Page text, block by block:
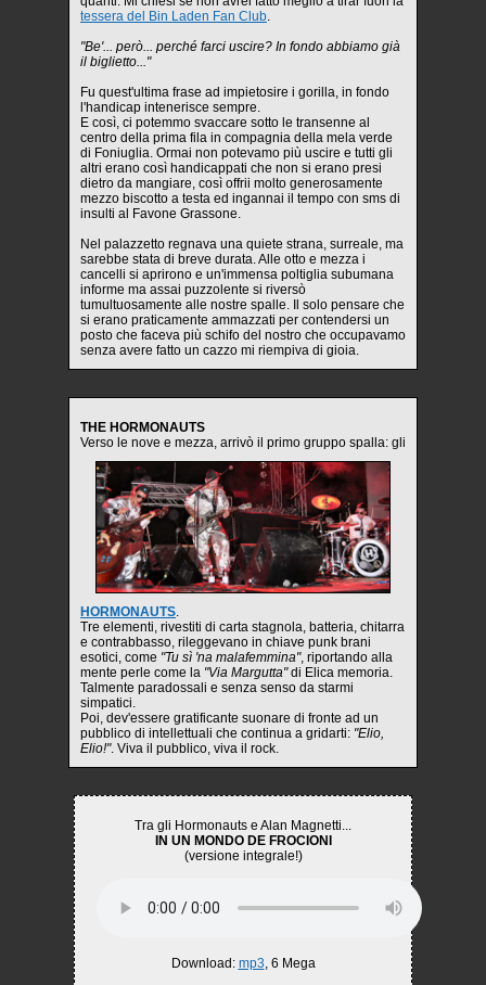
tessera del Bin Laden Fan Club.
"Be'... però... perché farci uscire? In fondo abbiamo già
il biglietto..."
Fu quest'ultima frase ad impietosire i gorilla, in fondo
l'handicap intenerisce sempre.
E così, ci potemmo svaccare sotto le transenne al
centro della prima fila in compagnia della mela verde
di Foniuglia. Ormai non potevamo più uscire e tutti gli
altri erano così handicappati che non si erano presi
dietro da mangiare, così offrii molto generosamente
mezzo biscotto a testa ed ingannai il tempo con sms di
insulti al Favone Grassone.
Nel palazzetto regnava una quiete strana, surreale, ma
sarebbe stata di breve durata. Alle otto e mezza i
cancelli si aprirono e un'immensa poltiglia subumana
informe ma assai puzzolente si riversò
tumultuosamente alle nostre spalle. Il solo pensare che
si erano praticamente ammazzati per contendersi un
posto che faceva più schifo del nostro che occupavamo
senza avere fatto un cazzo mi riempiva di gioia.
THE HORMONAUTS
Verso le nove e mezza, arrivò il primo gruppo spalla: gli
HORMONAUTS.
Tre elementi, rivestiti di carta stagnola, batteria, chitarra
e contrabbasso, rileggevano in chiave punk brani
esotici, come "Tu sì 'na malafemmina", riportando alla
mente perle come la "Via Margutta"di Elica memoria.
Talmente paradossali e senza senso da starmi
simpatici.
Poi, dev'essere gratificante suonare di fronte ad un
pubblico di intellettuali che continua a gridarti: "Elio,
Elio!". Viva il pubblico, viva il rock.
Tra gli Hormonauts e Alan Magnetti...
IN UN MONDO DE FROCIONI
(versione integrale!)
Download: mp3, 6 Mega